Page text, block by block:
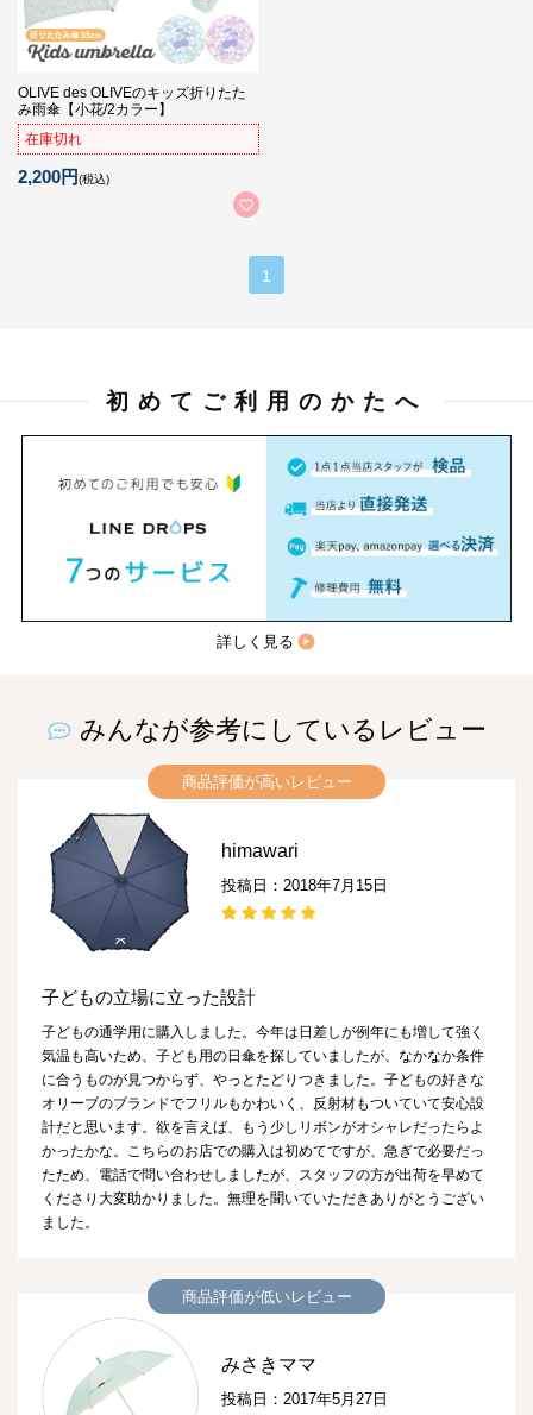
OLIVE des OLIVEのキッズ折りたた
み雨傘【小花/2カラー】
在庫切れ
2,200円(税込)
1
初めてご利用のかたへ
詳しく見る
みんなが参考にしているレビュー
商品評価が高いレビュー
himawari
投稿日：2018年7月15日
子どもの立場に立った設計
子どもの通学用に購入しました。今年は日差しが例年にも増して強く
気温も高いため、子ども用の日傘を探していましたが、なかなか条件
に合うものが見つからず、やっとたどりつきました。子どもの好きな
オリーブのブランドでフリルもかわいく、反射材もついていて安心設
計だと思います。欲を言えば、もう少しリボンがオシャレだったらよ
かったかな。こちらのお店での購入は初めてですが、急ぎで必要だっ
たため、電話で問い合わせしましたが、スタッフの方が出荷を早めて
くださり大変助かりました。無理を聞いていただきありがとうござい
ました。
商品評価が低いレビュー
みさきママ
投稿日：2017年5月27日